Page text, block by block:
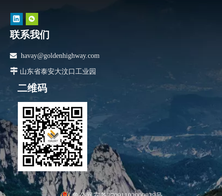
联系我们
 havay@goldenhighway.com
 山东省泰安大汶口工业园
二维码